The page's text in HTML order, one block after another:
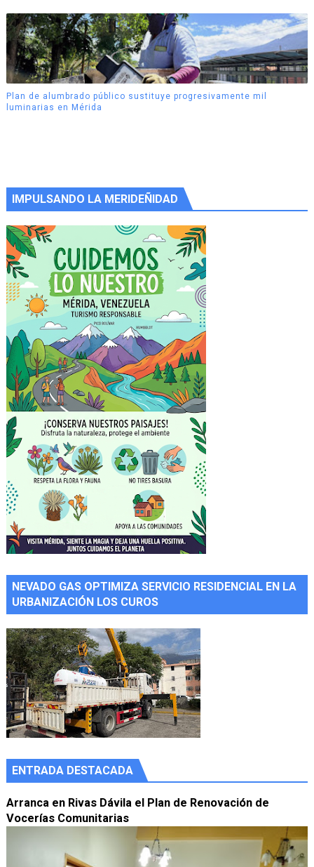
Plan de alumbrado público sustituye progresivamente mil
luminarias en Mérida
IMPULSANDO LA MERIDEÑIDAD
NEVADO GAS OPTIMIZA SERVICIO RESIDENCIAL EN LA
URBANIZACIÓN LOS CUROS
ENTRADA DESTACADA
Arranca en Rivas Dávila el Plan de Renovación de
Vocerías Comunitarias